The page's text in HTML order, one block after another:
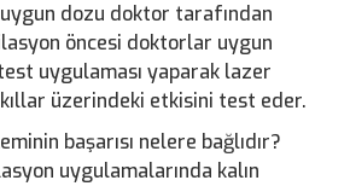
dozu doktor tarafından
öncesi doktorlar uygun
uygulaması yaparak lazer
üzerindeki etkisini test eder.
başarısı nelere bağlıdır?
uygulamalarında kalın